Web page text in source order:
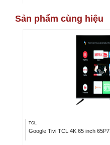
Sản phẩm cùng hiệu
TCL
Google Tivi TCL 4K 65 inch